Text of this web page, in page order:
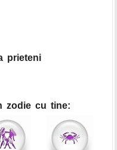
prieteni
zodie cu tine: